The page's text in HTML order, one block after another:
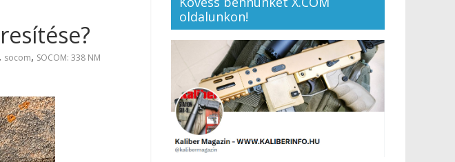
, socom, SOCOM: 338 NM
oldalunkon!